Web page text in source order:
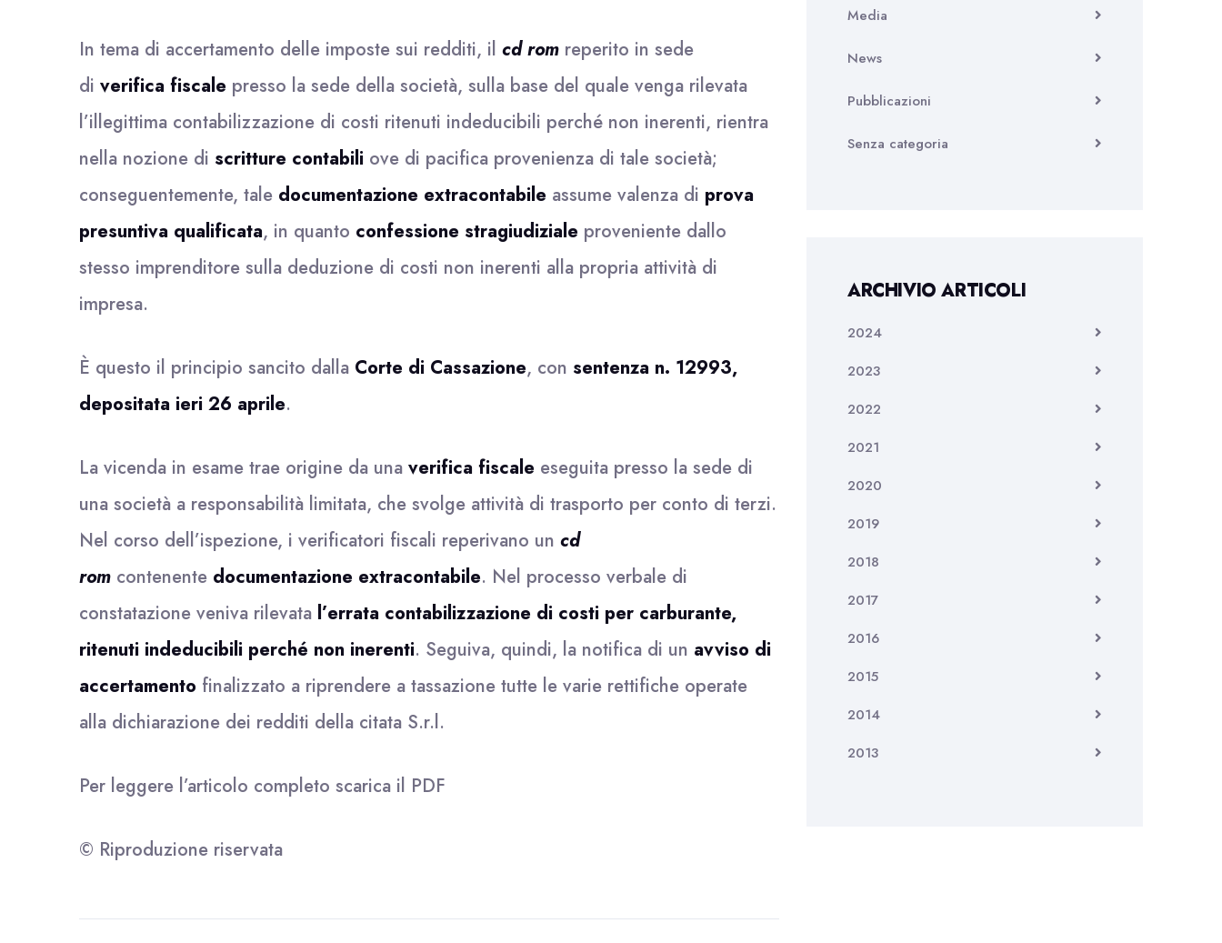
In tema di accertamento delle imposte sui redditi, il cd rom reperito in sede
di verifica fiscale presso la sede della società, sulla base del quale venga rilevata
l’illegittima contabilizzazione di costi ritenuti indeducibili perché non inerenti, rientra
nella nozione di scritture contabili ove di pacifica provenienza di tale società;
conseguentemente, tale documentazione extracontabile assume valenza di prova
presuntiva qualificata, in quanto confessione stragiudiziale proveniente dallo
stesso imprenditore sulla deduzione di costi non inerenti alla propria attività di
impresa.
È questo il principio sancito dalla Corte di Cassazione, con sentenza n. 12993,
depositata ieri 26 aprile.
La vicenda in esame trae origine da una verifica fiscale eseguita presso la sede di
una società a responsabilità limitata, che svolge attività di trasporto per conto di terzi.
Nel corso dell’ispezione, i verificatori fiscali reperivano un cd
rom contenente documentazione extracontabile. Nel processo verbale di
constatazione veniva rilevata l’errata contabilizzazione di costi per carburante,
ritenuti indeducibili perché non inerenti. Seguiva, quindi, la notifica di un avviso di
accertamento finalizzato a riprendere a tassazione tutte le varie rettifiche operate
alla dichiarazione dei redditi della citata S.r.l.
Per leggere l’articolo completo scarica il PDF
© Riproduzione riservata
Media
News
Pubblicazioni
Senza categoria
ARCHIVIO ARTICOLI
2024
2023
2022
2021
2020
2019
2018
2017
2016
2015
2014
2013